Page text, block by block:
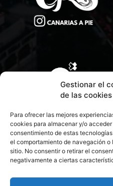
Gestionar el
de las cookies
Para ofrecer las mejores
cookies para almacenar y/o
consentimiento de estas
el comportamiento de navegación
sitio. No consentir o retirar el
negativamente a ciertas
CONTACTA CON NOSOTROS